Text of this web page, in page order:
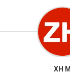
XH M